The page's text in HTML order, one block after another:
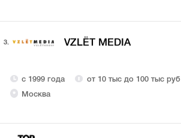
3. VZLЁT MEDIA
с 1999 года
от 10 тыс до 100 тыс руб
Москва